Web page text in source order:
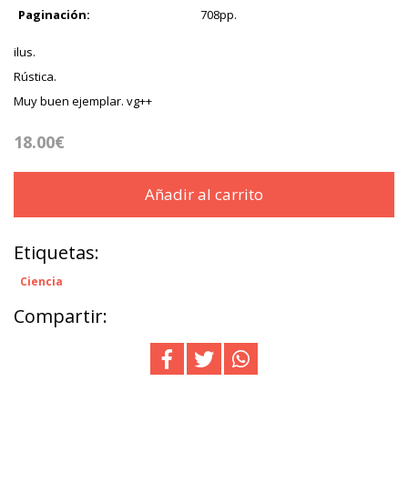
Paginación:
708pp.
ilus.
Rústica.
Muy buen ejemplar. vg++
18.00€
Añadir al carrito
Etiquetas:
Ciencia
Compartir: